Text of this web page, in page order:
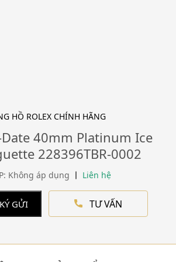
HỒ ROLEX CHÍNH HÃNG
Date 40mm Platinum Ice
228396TBR-0002
Không áp dụng Liên hệ
GỬI TƯ VẤN